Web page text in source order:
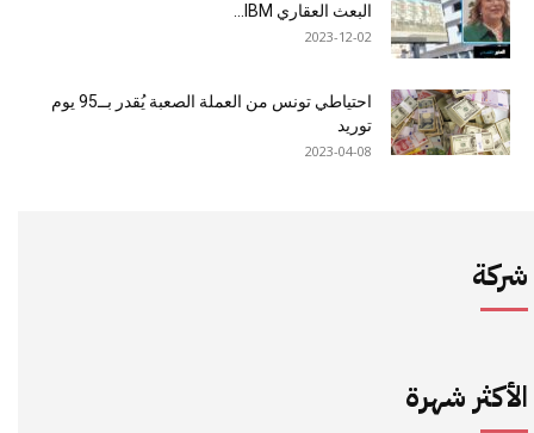
البعث العقاري IBM...
2023-12-02
احتياطي تونس من العملة الصعبة يُقدر بــ95 يوم
توريد
2023-04-08
شركة
الأكثر شهرة